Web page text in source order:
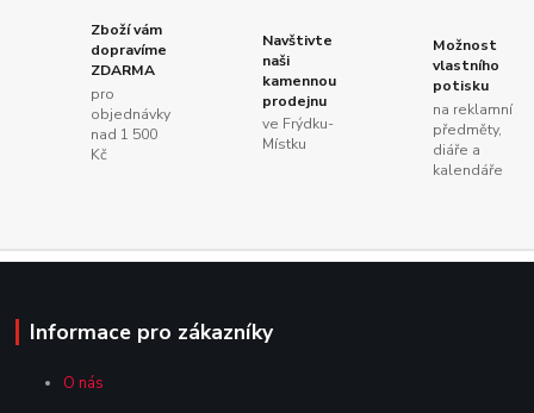
Zboží vám
dopravíme
ZDARMA
pro
objednávky
nad 1 500
Kč
Navštivte
naši
kamennou
prodejnu
ve Frýdku-
Místku
Možnost
vlastního
potisku
na reklamní
předměty,
diáře a
kalendáře
Informace pro zákazníky
O nás